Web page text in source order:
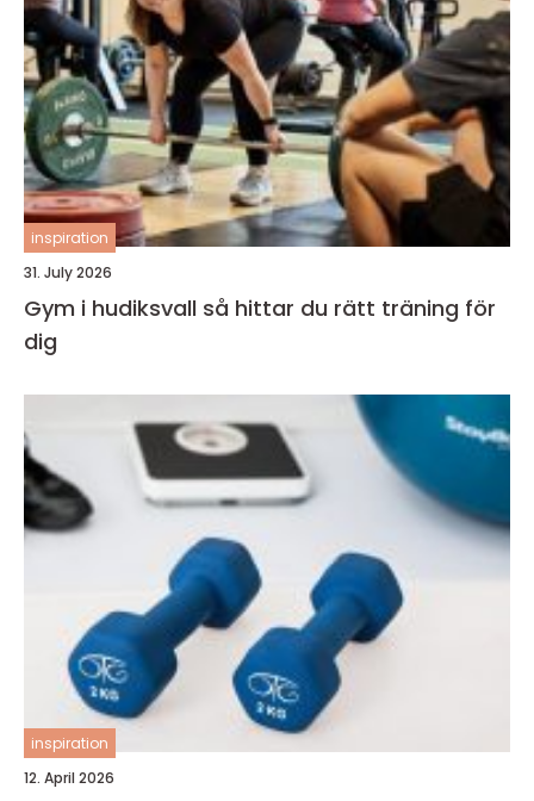
inspiration
31. July 2026
Gym i hudiksvall så hittar du rätt träning för
dig
inspiration
12. April 2026